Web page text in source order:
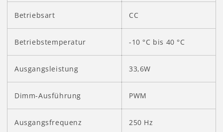
Betriebsart CC
Betriebstemperatur -10 °C bis 40 °C
Ausgangsleistung 33,6W
Dimm-Ausführung PWM
Ausgangsfrequenz 250 Hz